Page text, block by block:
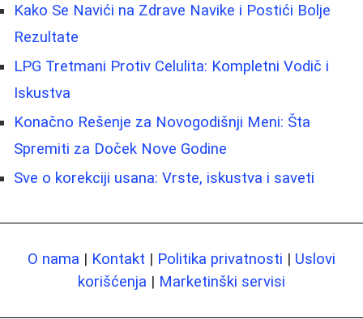
Kako Se Navići na Zdrave Navike i Postići Bolje
Rezultate
LPG Tretmani Protiv Celulita: Kompletni Vodič i
Iskustva
Konačno Rešenje za Novogodišnji Meni: Šta
Spremiti za Doček Nove Godine
Sve o korekciji usana: Vrste, iskustva i saveti
O nama | Kontakt | Politika privatnosti | Uslovi
korišćenja | Marketinški servisi